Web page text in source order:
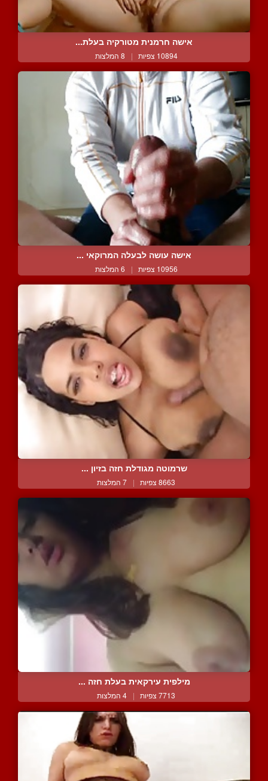
אישה חרמנית מטורקיה בעלת...
10894 צפיות | 8 המלצות
אישה עושה לבעלה המרוקאי ...
10956 צפיות | 6 המלצות
שרמוטה מגודלת חזה בזיון ...
8663 צפיות | 7 המלצות
מילפית עירקאית בעלת חזה ...
7713 צפיות | 4 המלצות